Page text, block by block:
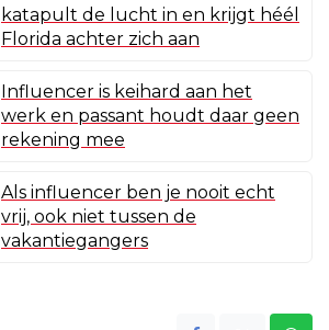
katapult de lucht in en krijgt héél
Florida achter zich aan
Influencer is keihard aan het
werk en passant houdt daar geen
rekening mee
Als influencer ben je nooit echt
vrij, ook niet tussen de
vakantiegangers